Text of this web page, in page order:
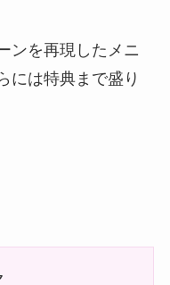
ンを再現したメニ
には特典まで盛り